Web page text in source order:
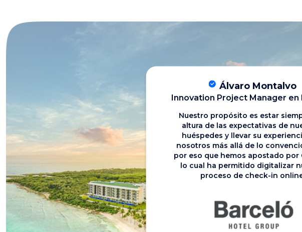
Álvaro Montalvo
Innovation Project Manager en
Nuestro propósito es estar
altura de las expectativas de
huéspedes y llevar su
nosotros más allá de lo
por eso que hemos apostado por
lo cual ha permitido digitalizar
proceso de check-in